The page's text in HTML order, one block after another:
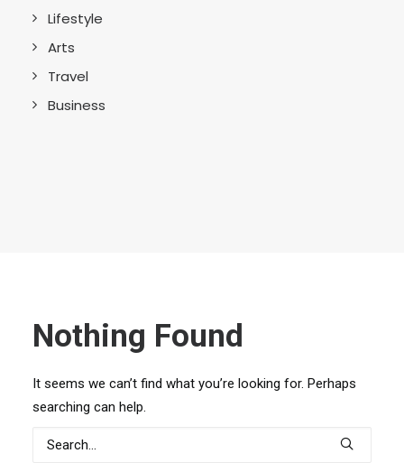
Lifestyle
Arts
Travel
Business
Nothing Found
It seems we can’t find what you’re looking for. Perhaps
searching can help.